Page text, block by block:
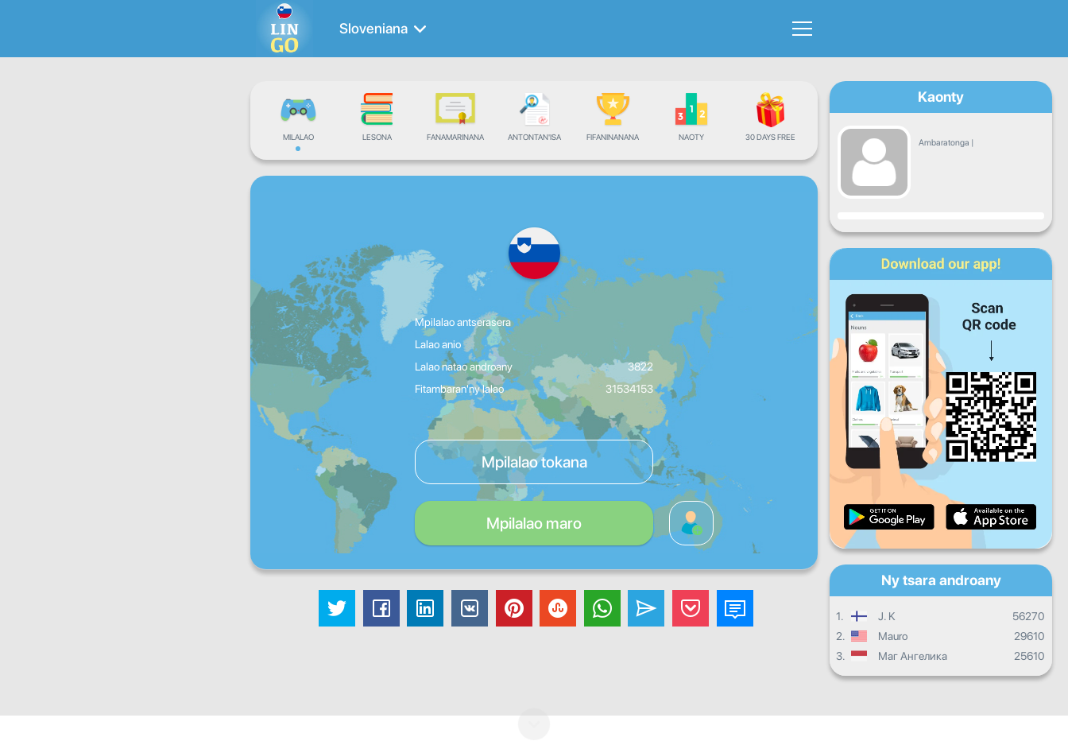
Sloveniana
MILALAO LESONA FANAMARINANA ANTONTAN'ISA FIFANINANANA NAOTY 30 DAYS FREE
Mpilalao antserasera
Lalao anio
Lalao natao androany
3822
Fitambaran'ny lalao
31534153
Mpilalao tokana
Mpilalao maro
Kaonty
Ambaratonga |
Fandrosoana
Alatsinainy Alarobia Alakamisy
Sabotsy Alahady
Fandrosoana isan'andro
Fandrosoana isambolana
Fandrosoana ankapobeny
Ny tsara androany
1. J. K
56270
2.
Mauro
29610
3.
Маг Ангелика 25610